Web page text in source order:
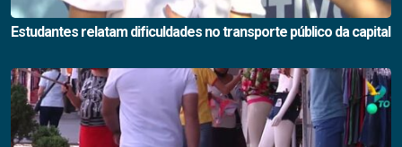
Estudantes relatam dificuldades no transporte público da capital